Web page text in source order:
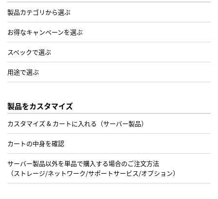
製品カテゴリから選ぶ
お得なキャンペーンを選ぶ
スペックで選ぶ
用途で選ぶ
製品をカスタマイズ
カスタマイズ & カートに入れる（サーバー製品）
カートの中身を確認
サーバー製品以外を単品で購入する場合のご注文方法
（ストレージ/ネットワーク/サポートサービス/オプション）